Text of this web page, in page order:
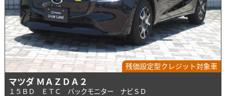
残価設定型クレジット対象車
マツダ ＭＡＺＤＡ２
１５ＢＤ ＥＴＣ バックモニター ナビＳＤ